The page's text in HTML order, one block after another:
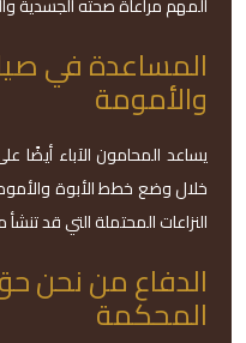
المساعدة في
والأمومة
يساعد المحامون الآباء
خلال وضع خطط الأبوة
النزاعات المحتملة التي قد
الدفاع من نحن
المحكمة